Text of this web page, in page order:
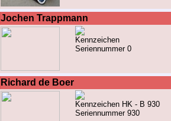
Jochen Trappmann
Kennzeichen
Seriennummer 0
Richard de Boer
Kennzeichen HK - B 930
Seriennummer 930